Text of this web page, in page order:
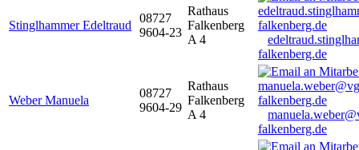
Stinglhammer Edeltraud
08727
9604-23
Rathaus
Falkenberg
A 4
falkenberg.de
Weber Manuela
08727
9604-29
Rathaus
Falkenberg
A 4
falkenberg.de